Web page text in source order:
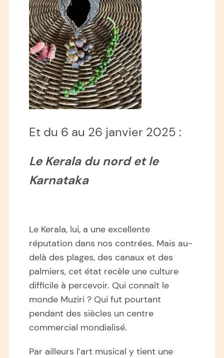
Et du 6 au 26 janvier 2025 :
Le Kerala du nord et le
Karnataka
Le Kerala, lui, a une excellente
réputation dans nos contrées. Mais au-
delà des plages, des canaux et des
palmiers, cet état recèle une culture
difficile à percevoir. Qui connaît le
monde Muziri ? Qui fut pourtant
pendant des siècles un centre
commercial mondialisé.
Par ailleurs l’art musical y tient une